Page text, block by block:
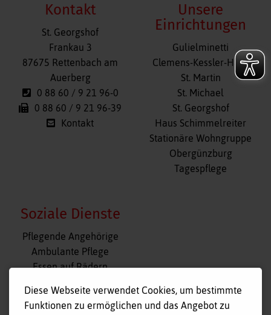
Kontakt
St. Georgshof
Frankau 3
87675 Rettenbach am
Auerberg
0 88 60 / 9 21 96-0
0 88 60 / 9 21 96-39
Kontakt
Unsere
Einrichtungen
Navigation
überspringen
Gulielminetti
Clemens-Kessler-Haus
St. Martin
St. Michael
St. Georgshof
Haus Schimmelreiter
Stationäre Wohngruppe
Obergünzburg
Tagespflege
Soziale Dienste
Navigation
überspringen
Pflegende Angehörige
Ambulante Pflege
Essen auf Rädern
Tagespflege
Hausnotruf
Diese Webseite verwendet Cookies, um bestimmte
Funktionen zu ermöglichen und das Angebot zu